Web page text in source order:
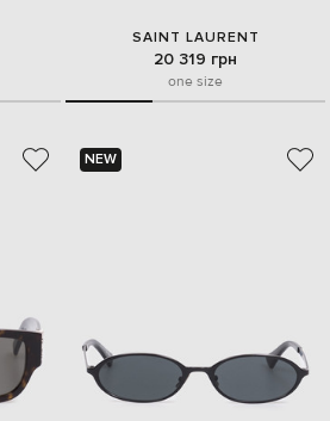
SAINT LAURENT
20 319 грн
one size
NEW